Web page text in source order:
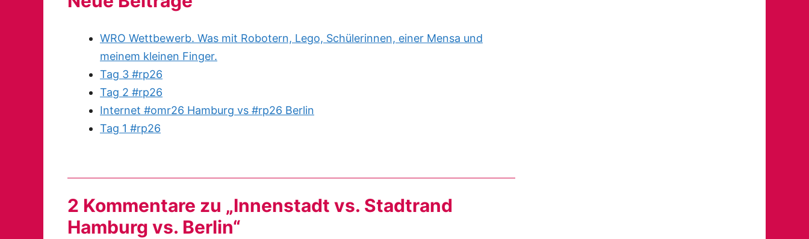
WRO Wettbewerb. Was mit Robotern, Lego, Schülerinnen, einer Mensa und
meinem kleinen Finger.
Tag 3 #rp26
Tag 2 #rp26
Internet #omr26 Hamburg vs #rp26 Berlin
Tag 1 #rp26
2 Kommentare zu „Innenstadt vs. Stadtrand
Hamburg vs. Berlin“